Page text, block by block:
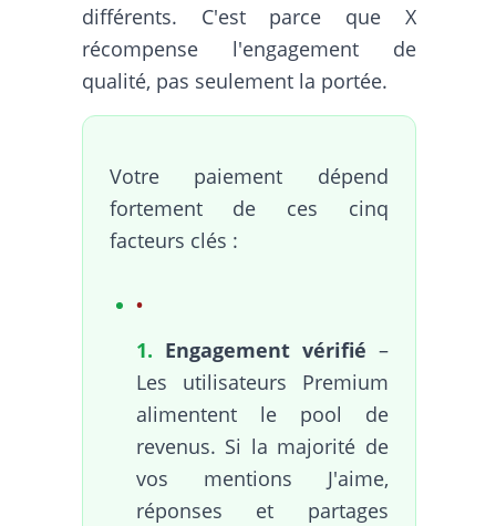
différents. C'est parce que X
récompense l'engagement de
qualité, pas seulement la portée.
Votre paiement dépend
fortement de ces cinq
facteurs clés :
1. Engagement vérifié –
Les utilisateurs Premium
alimentent le pool de
revenus. Si la majorité de
vos mentions J'aime,
réponses et partages